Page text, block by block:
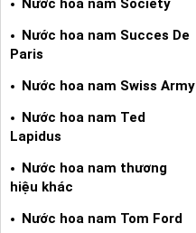
Nước hoa nam Society
Nước hoa nam Succes De
Paris
Nước hoa nam Swiss Army
Nước hoa nam Ted
Lapidus
Nước hoa nam thương
hiệu khác
Nước hoa nam Tom Ford